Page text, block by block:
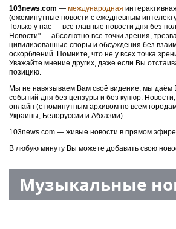
103news.com — международная
(ежеминутные новости с ежедневным
Только у нас — все главные новости дня без
Новости" — абсолютно все точки зрения,
цивилизованные споры и обсуждения без
оскорблений. Помните, что не у всех точка
Уважайте мнение других, даже если Вы
позицию.
Мы не навязываем Вам своё видение, мы даём
событий дня без цензуры и без купюр.
онлайн (с поминутным архивом по всем
Украины, Белоруссии и Абхазии).
103news.com — живые новости в прямом
В любую минуту Вы можете добавить свою
Музыкальные